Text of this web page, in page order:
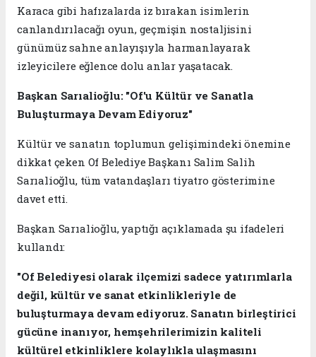
Karaca gibi hafızalarda iz bırakan isimlerin
canlandırılacağı oyun, geçmişin nostaljisini
günümüz sahne anlayışıyla harmanlayarak
izleyicilere eğlence dolu anlar yaşatacak.
Başkan Sarıalioğlu: "Of'u Kültür ve Sanatla
Buluşturmaya Devam Ediyoruz"
Kültür ve sanatın toplumun gelişimindeki önemine
dikkat çeken Of Belediye Başkanı Salim Salih
Sarıalioğlu, tüm vatandaşları tiyatro gösterimine
davet etti.
Başkan Sarıalioğlu, yaptığı açıklamada şu ifadeleri
kullandı:
"Of Belediyesi olarak ilçemizi sadece yatırımlarla
değil, kültür ve sanat etkinlikleriyle de
buluşturmaya devam ediyoruz. Sanatın birleştirici
gücüne inanıyor, hemşehrilerimizin kaliteli
kültürel etkinliklere kolaylıkla ulaşmasını